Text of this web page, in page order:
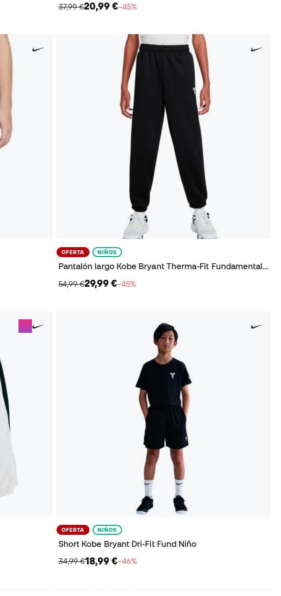
37,99 €20,99 €−45%
OFERTA NIÑOS
Pantalón largo Kobe Bryant Therma-Fit Fundamental Niño
54,99 €29,99 €−45%
OFERTA NIÑOS
Short Kobe Bryant Dri-Fit Fund Niño
34,99 €18,99 €−46%